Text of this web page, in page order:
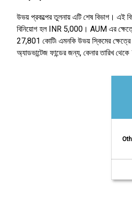
উভয় প্রকল্পের তুলনায় এটি শেষ বিভাগ। এই
বিনিয়োগ হল INR 5,000। AUM এর
27,801 কোটি৷ এমনকি উভয় স্কিমের
অ্যাডভান্টেজ ফান্ডের জন্য, কেনার তারিখ